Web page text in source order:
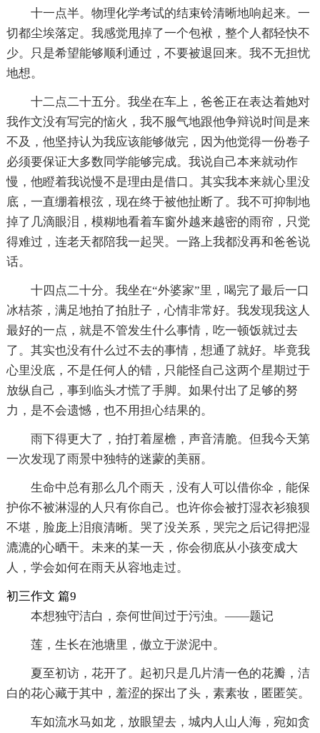
十一点半。物理化学考试的结束铃清晰地响起来。一
切都尘埃落定。我感觉甩掉了一个包袱，整个人都轻快不
少。只是希望能够顺利通过，不要被退回来。我不无担忧
地想。
十二点二十五分。我坐在车上，爸爸正在表达着她对
我作文没有写完的恼火，我不服气地跟他争辩说时间是来
不及，他坚持认为我应该能够做完，因为他觉得一份卷子
必须要保证大多数同学能够完成。我说自己本来就动作
慢，他瞪着我说慢不是理由是借口。其实我本来就心里没
底，一直绷着根弦，现在终于被他扯断了。我不可抑制地
掉了几滴眼泪，模糊地看着车窗外越来越密的雨帘，只觉
得难过，连老天都陪我一起哭。一路上我都没再和爸爸说
话。
十四点二十分。我坐在“外婆家”里，喝完了最后一口
冰桔茶，满足地拍了拍肚子，心情非常好。我发现我这人
最好的一点，就是不管发生什么事情，吃一顿饭就过去
了。其实也没有什么过不去的事情，想通了就好。毕竟我
心里没底，不是任何人的错，只能怪自己这两个星期过于
放纵自己，事到临头才慌了手脚。如果付出了足够的努
力，是不会遗憾，也不用担心结果的。
雨下得更大了，拍打着屋檐，声音清脆。但我今天第
一次发现了雨景中独特的迷蒙的美丽。
生命中总有那么几个雨天，没有人可以借你伞，能保
护你不被淋湿的人只有你自己。也许你会被打湿衣衫狼狈
不堪，脸庞上泪痕清晰。哭了没关系，哭完之后记得把湿
漉漉的心晒干。未来的某一天，你会彻底从小孩变成大
人，学会如何在雨天从容地走过。
初三作文 篇9
本想独守洁白，奈何世间过于污浊。――题记
莲，生长在池塘里，傲立于淤泥中。
夏至初访，花开了。起初只是几片清一色的花瓣，洁
白的花心藏于其中，羞涩的探出了头，素素妆，匿匿笑。
车如流水马如龙，放眼望去，城内人山人海，宛如贪